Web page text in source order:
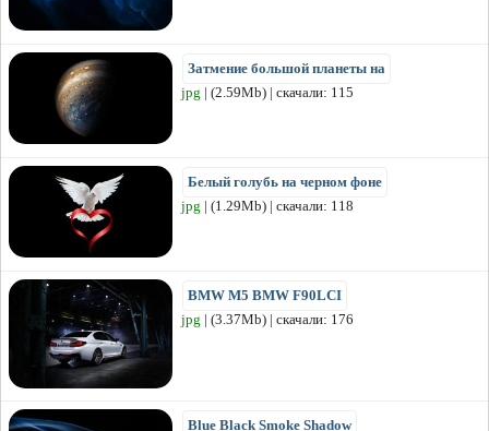
Затмение большой планеты на
jpg | (2.59Mb) | скачали: 115
Белый голубь на черном фоне
jpg | (1.29Mb) | скачали: 118
BMW M5 BMW F90LCI
jpg | (3.37Mb) | скачали: 176
Blue Black Smoke Shadow